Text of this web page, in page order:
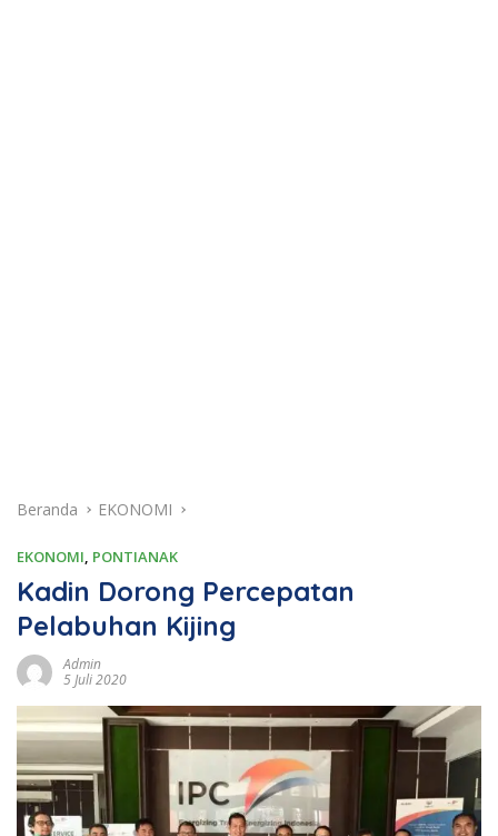
Beranda EKONOMI
EKONOMI, PONTIANAK
Kadin Dorong Percepatan
Pelabuhan Kijing
Admin
5 Juli 2020